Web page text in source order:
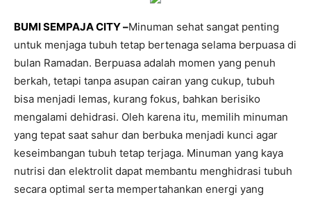
BUMI SEMPAJA CITY –Minuman sehat sangat penting
untuk menjaga tubuh tetap bertenaga selama berpuasa di
bulan Ramadan. Berpuasa adalah momen yang penuh
berkah, tetapi tanpa asupan cairan yang cukup, tubuh
bisa menjadi lemas, kurang fokus, bahkan berisiko
mengalami dehidrasi. Oleh karena itu, memilih minuman
yang tepat saat sahur dan berbuka menjadi kunci agar
keseimbangan tubuh tetap terjaga. Minuman yang kaya
nutrisi dan elektrolit dapat membantu menghidrasi tubuh
secara optimal serta mempertahankan energi yang